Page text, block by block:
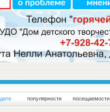
дате популярности посещаемости